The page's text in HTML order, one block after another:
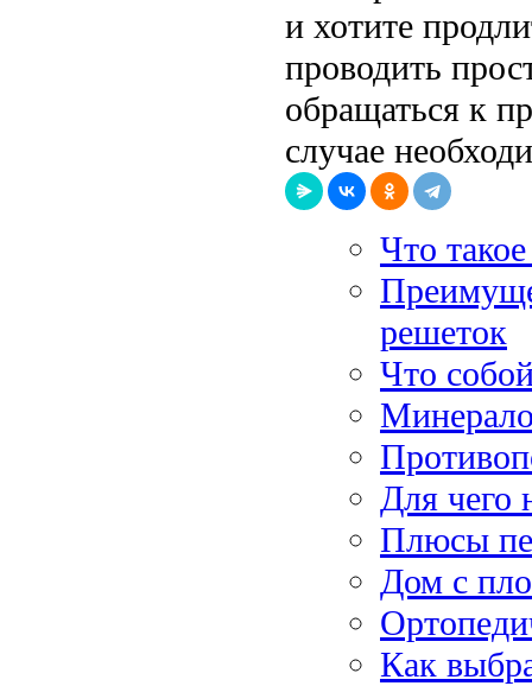
и хотите
проводить
обращаться к
случае
Что
решеток
Что
Для чего
Плюсы
Дом с
Как